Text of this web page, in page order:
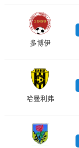
多博伊
哈曼利弗